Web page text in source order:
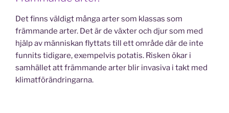
Det finns väldigt många arter som klassas som
främmande arter. Det är de växter och djur som med
hjälp av människan flyttats till ett område där de inte
funnits tidigare, exempelvis potatis. Risken ökar i
samhället att främmande arter blir invasiva i takt med
klimatförändringarna.